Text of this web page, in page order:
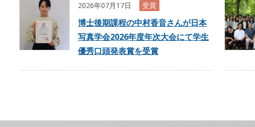
2026年07月17日 受賞
博士後期課程の中村香音さんが日本
写真学会2026年度年次大会にて学生
優秀口頭発表賞を受賞